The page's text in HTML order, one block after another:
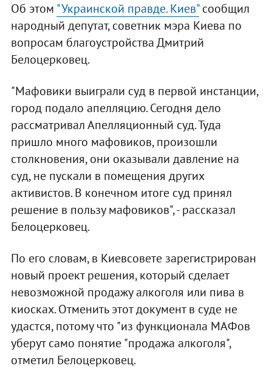
Об этом "Украинской правде. Киев"сообщил
народный депутат, советник мэра Киева по
вопросам благоустройства Дмитрий
Белоцерковец.
"Мафовики выиграли суд в первой инстанции,
город подало апелляцию. Сегодня дело
рассматривал Апелляционный суд. Туда
пришло много мафовиков, произошли
столкновения, они оказывали давление на
суд, не пускали в помещения других
активистов. В конечном итоге суд принял
решение в пользу мафовиков", - рассказал
Белоцерковец.
По его словам, в Киевсовете зарегистрирован
новый проект решения, который сделает
невозможной продажу алкоголя или пива в
киосках. Отменить этот документ в суде не
удастся, потому что "из функционала МАФов
уберут само понятие "продажа алкоголя",
отметил Белоцерковец.